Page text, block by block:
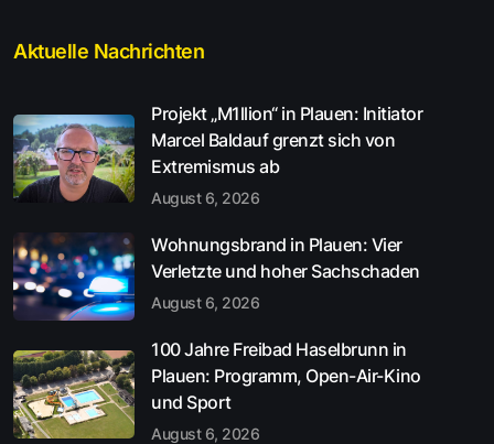
Aktuelle Nachrichten
Projekt „M1llion“ in Plauen: Initiator
Marcel Baldauf grenzt sich von
Extremismus ab
August 6, 2026
Wohnungsbrand in Plauen: Vier
Verletzte und hoher Sachschaden
August 6, 2026
100 Jahre Freibad Haselbrunn in
Plauen: Programm, Open-Air-Kino
und Sport
August 6, 2026